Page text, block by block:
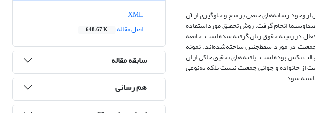
وجود رسانه‌های جمعی بر منع و جلوگیری از آن
انجام گرفت. روش تحقیق مورداستفاده
در زمینه حقوق زنان گرفته شده است. جامعه
پس از ابلاغ سیاست‌های کلی 14 حمایت از خانواده و جوانی جمعیت در مورد سقط‌جنین ساخته‌شده‌اند. نمونه
قسمتی است و سریال آقای قاضی (قسمت 23) و فیلم‌های دعوت و خجالت نکش بوده است. یافته های تحقیق حاکی از ان
از خانواده و جوانی جمعیت نیست بلکه به‌نوعی
شود.
اصل مقاله
648.67 K
سابقه مقاله
هم رسانی